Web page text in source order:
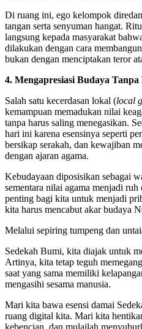
Di ruang ini, ego kelompok
tangan serta senyuman hangat.
langsung kepada masyarakat
dilakukan dengan cara
bukan dengan menciptakan teror
4. Mengapresiasi Budaya
Salah satu kecerdasan lokal (local
kemampuan memadukan nilai
tanpa harus saling menegasikan.
hari ini karena esensinya seperti
bersikap serakah, dan kewajiban
dengan ajaran agama.
Kebudayaan diposisikan sebagai
sementara nilai agama menjadi
penting bagi kita untuk menjadi
kita harus mencabut akar budaya
Melalui sepiring tumpeng dan
Sedekah Bumi, kita diajak untuk
Artinya, kita tetap teguh
saat yang sama memiliki
mengasihi sesama manusia.
Mari kita bawa esensi damai
ruang digital kita. Mari kita
kebencian, dan mulailah